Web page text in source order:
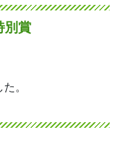
別賞
。